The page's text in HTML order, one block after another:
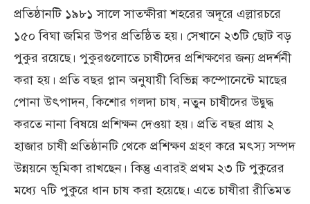
প্রতিষ্ঠানটি ১৯৮১ সালে সাতক্ষীরা শহরের অদূরে এল্লারচরে
১৫০ বিঘা জমির উপর প্রতিষ্ঠিত হয়। সেখানে ২৩টি ছোট বড়
পুকুর রয়েছে। পুকুরগুলোতে চাষীদের প্রশিক্ষণের জন্য প্রদর্শনী
করা হয়। প্রতি বছর প্লান অনুযায়ী বিভিন্ন কম্পোনেন্টে মাছের
পোনা উৎপাদন, কিশোর গলদা চাষ, নতুন চাষীদের উদ্বুদ্ধ
করতে নানা বিষয়ে প্রশিক্ষন দেওয়া হয়। প্রতি বছর প্রায় ২
হাজার চাষী প্রতিষ্ঠানটি থেকে প্রশিক্ষণ গ্রহণ করে মৎস্য সম্পদ
উন্নয়নে ভূমিকা রাখছেন। কিন্তু এবারই প্রথম ২৩ টি পুকুরের
মধ্যে ৭টি পুকুরে ধান চাষ করা হয়েছে। এতে চাষীরা রীতিমত